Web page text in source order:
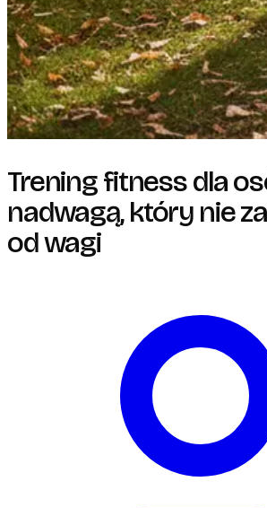
Trening fitness dla
nadwagą, który nie
od wagi